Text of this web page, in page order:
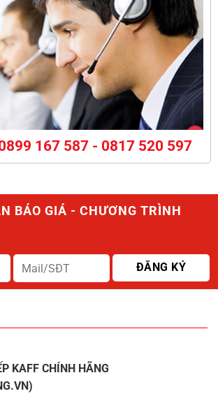
167 587 - 0817 520 597
BÁO GIÁ - CHƯƠNG TRÌNH
KAFF CHÍNH HÃNG